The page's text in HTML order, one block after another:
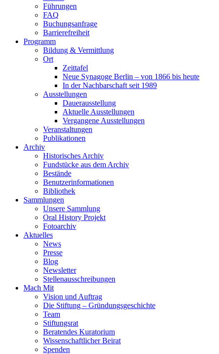
Führungen
FAQ
Buchungsanfrage
Barrierefreiheit
Programm
Bildung & Vermittlung
Ort
Zeittafel
Neue Synagoge Berlin – von 1866 bis heute
In der Nachbarschaft seit 1989
Ausstellungen
Dauerausstellung
Aktuelle Ausstellungen
Vergangene Ausstellungen
Veranstaltungen
Publikationen
Archiv
Historisches Archiv
Fundstücke aus dem Archiv
Bestände
Benutzerinformationen
Bibliothek
Sammlungen
Unsere Sammlung
Oral History Projekt
Fotoarchiv
Aktuelles
News
Presse
Blog
Newsletter
Stellenausschreibungen
Mach Mit
Vision und Auftrag
Die Stiftung – Gründungsgeschichte
Team
Stiftungsrat
Beratendes Kuratorium
Wissenschaftlicher Beirat
Spenden